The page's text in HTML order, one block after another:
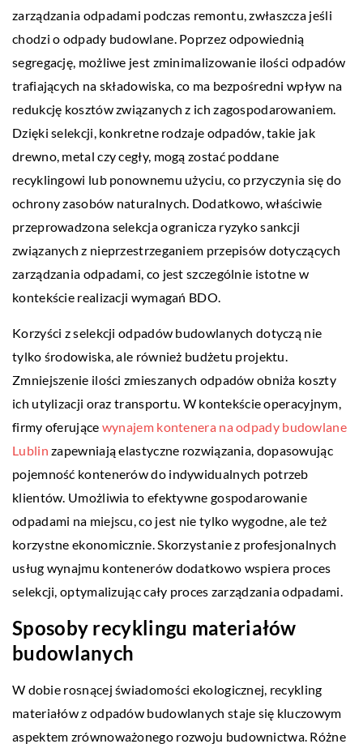
zarządzania odpadami podczas remontu, zwłaszcza jeśli
chodzi o odpady budowlane. Poprzez odpowiednią
segregację, możliwe jest zminimalizowanie ilości odpadów
trafiających na składowiska, co ma bezpośredni wpływ na
redukcję kosztów związanych z ich zagospodarowaniem.
Dzięki selekcji, konkretne rodzaje odpadów, takie jak
drewno, metal czy cegły, mogą zostać poddane
recyklingowi lub ponownemu użyciu, co przyczynia się do
ochrony zasobów naturalnych. Dodatkowo, właściwie
przeprowadzona selekcja ogranicza ryzyko sankcji
związanych z nieprzestrzeganiem przepisów dotyczących
zarządzania odpadami, co jest szczególnie istotne w
kontekście realizacji wymagań BDO.
Korzyści z selekcji odpadów budowlanych dotyczą nie
tylko środowiska, ale również budżetu projektu.
Zmniejszenie ilości zmieszanych odpadów obniża koszty
ich utylizacji oraz transportu. W kontekście operacyjnym,
firmy oferujące wynajem kontenera na odpady budowlane
Lublin zapewniają elastyczne rozwiązania, dopasowując
pojemność kontenerów do indywidualnych potrzeb
klientów. Umożliwia to efektywne gospodarowanie
odpadami na miejscu, co jest nie tylko wygodne, ale też
korzystne ekonomicznie. Skorzystanie z profesjonalnych
usług wynajmu kontenerów dodatkowo wspiera proces
selekcji, optymalizując cały proces zarządzania odpadami.
Sposoby recyklingu materiałów
budowlanych
W dobie rosnącej świadomości ekologicznej, recykling
materiałów z odpadów budowlanych staje się kluczowym
aspektem zrównoważonego rozwoju budownictwa. Różne